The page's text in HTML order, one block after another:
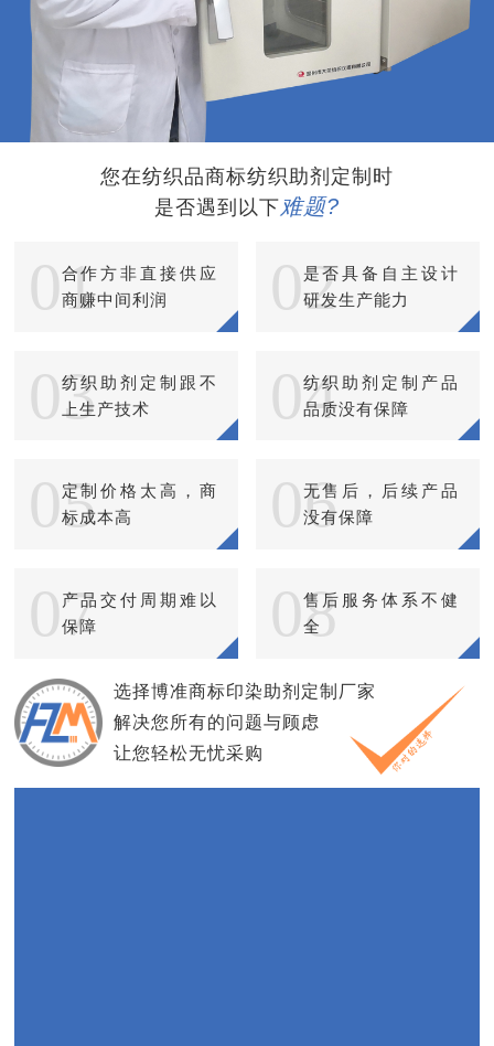
您在纺织品商标纺织助剂定制时
是否遇到以下难题?
01
合作方非直接供应
商赚中间利润
02是否具备自主设计
研发生产能力
03
纺织助剂定制跟不
上生产技术
04
纺织助剂定制产品
品质没有保障
05定制价格太高，商
标成本高
06无售后，后续产品
没有保障
07产品交付周期难以
保障
08
售后服务体系不健
全
选择博准商标印染助剂定制厂家
解决您所有的问题与顾虑
让您轻松无忧采购